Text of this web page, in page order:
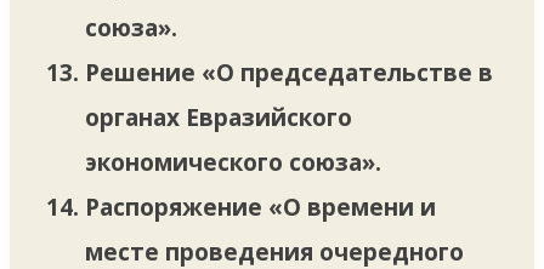
союза».
Решение «О председательстве в
органах Евразийского
экономического союза».
Распоряжение «О времени и
месте проведения очередного